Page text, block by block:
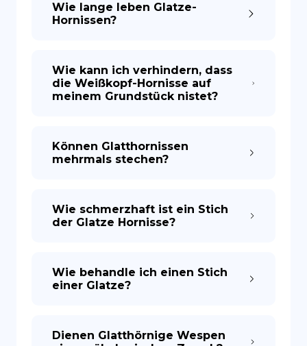
Wie lange leben Glatze-
Hornissen?
Wie kann ich verhindern, dass
die Weißkopf-Hornisse auf
meinem Grundstück nistet?
Können Glatthornissen
mehrmals stechen?
Wie schmerzhaft ist ein Stich
der Glatze Hornisse?
Wie behandle ich einen Stich
einer Glatze?
Dienen Glatthörnige Wespen